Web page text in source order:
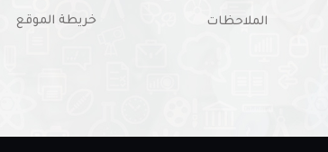
الملاحظات خريطة الموقع